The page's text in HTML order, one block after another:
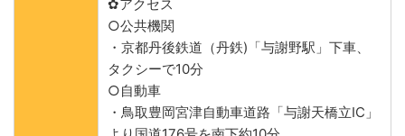
✿アクセス
○公共機関
・京都丹後鉄道（丹鉄)「与謝野駅」下車、
タクシーで10分
○自動車
・鳥取豊岡宮津自動車道路「与謝天橋立IC」